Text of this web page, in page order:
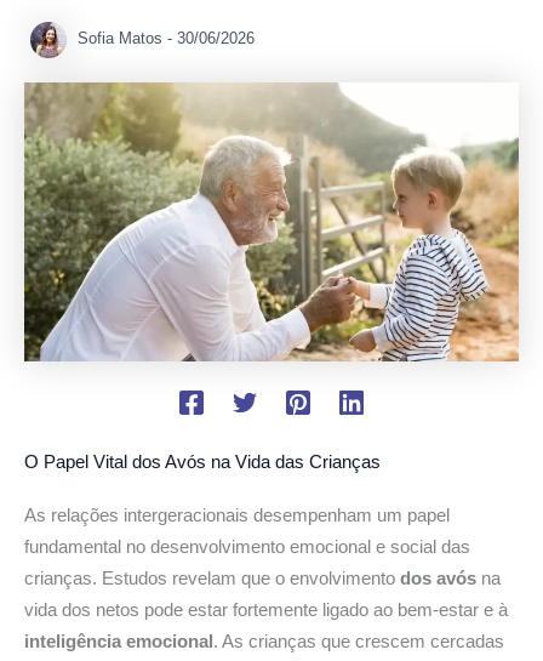
Sofia Matos - 30/06/2026
O Papel Vital dos Avós na Vida das Crianças
As relações intergeracionais desempenham um papel
fundamental no desenvolvimento emocional e social das
crianças. Estudos revelam que o envolvimento dos avós na
vida dos netos pode estar fortemente ligado ao bem-estar e à
inteligência emocional . As crianças que crescem cercadas